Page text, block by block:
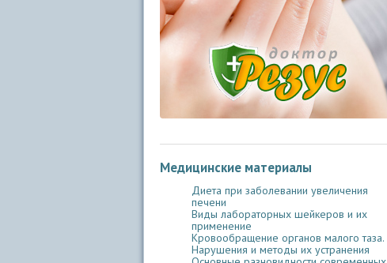
Медицинские материалы
Диета при заболевании увеличения
печени
Виды лабораторных шейкеров и их
применение
Кровообращение органов малого таза.
Нарушения и методы их устранения